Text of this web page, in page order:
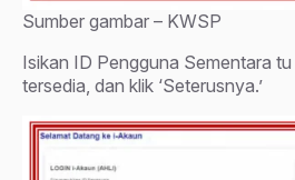
Sumber gambar – KWSP
Isikan ID Pengguna Sementara
tersedia, dan klik ‘Seterusnya.’